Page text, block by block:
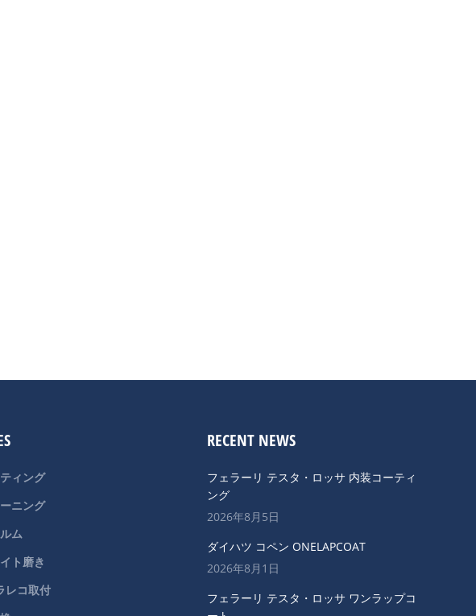
ィング
ニング
ム
ト磨き
レコ取付
RECENT NEWS
フェラーリ テスタ・ロッサ 内装コーティ
ング
2026年8月5日
ダイハツ コペン ONELAPCOAT
2026年8月1日
フェラーリ テスタ・ロッサ ワンラップコ